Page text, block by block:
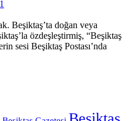
Beşiktaş’ta doğan veya
özdeşleştirmiş, “Beşiktaş
sesi Beşiktaş Postası’nda